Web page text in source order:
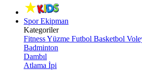
Spor Ekipman
Kategoriler
FitnessYüzme Futbol Basketbol
Badminton
Dambıl
Atlama İpi